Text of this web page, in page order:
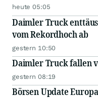
heute 05:05
Daimler Truck
vom Rekordhoch ab
gestern 10:50
Daimler Truck fallen
gestern 08:19
Börsen Update